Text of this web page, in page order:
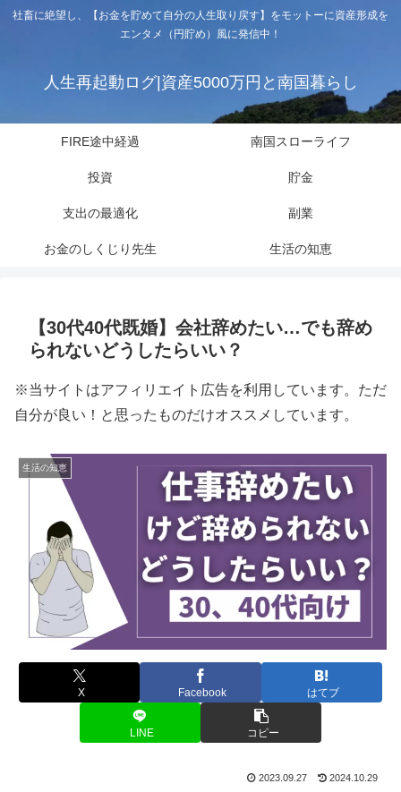
社畜に絶望し、【お金を貯めて自分の人生取り戻す】をモットーに資産形成を
エンタメ（円貯め）風に発信中！
人生再起動ログ|資産5000万円と南国暮らし
FIRE途中経過 南国スローライフ
投資 貯金
支出の最適化 副業
お金のしくじり先生 生活の知恵
【30代40代既婚】会社辞めたい…でも辞め
られないどうしたらいい？
※当サイトはアフィリエイト広告を利用しています。ただ
自分が良い！と思ったものだけオススメしています。
生活の知恵
X Facebook はてブ
LINE コピー
2023.09.27 2024.10.29